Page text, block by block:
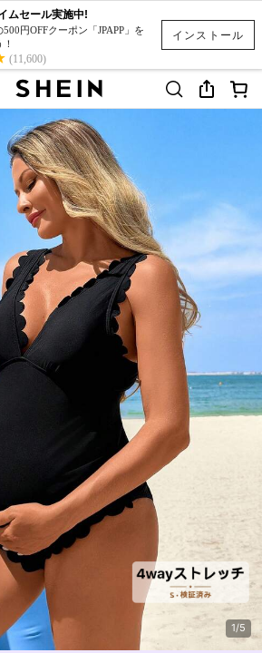
インストール
ムセール実施中!
円OFFクーポン「JPAPP」を
(11,600)
1/5